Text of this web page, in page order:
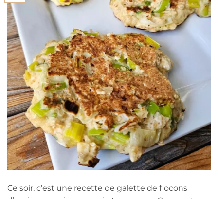
Ce soir, c’est une recette de galette de flocons